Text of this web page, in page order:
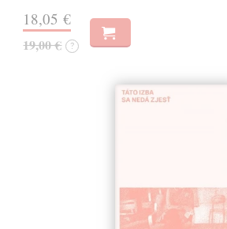
18,05 €
19,00 € ?